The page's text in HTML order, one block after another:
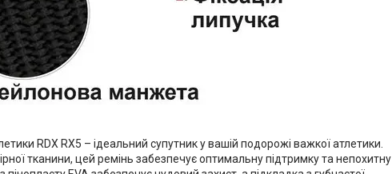
RDX RX5 – ідеальний супутник у вашій подорожі важкої атлетики.
тканини, цей ремінь забезпечує оптимальну підтримку та непохитну